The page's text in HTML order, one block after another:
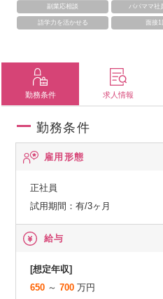
副業応相談 パパママ社
語学力を活かせる 面接1
勤務条件 求人情報
勤務条件
雇用形態
正社員
試用期間：有/3ヶ月
給与
[想定年収]
650 ～700 万円